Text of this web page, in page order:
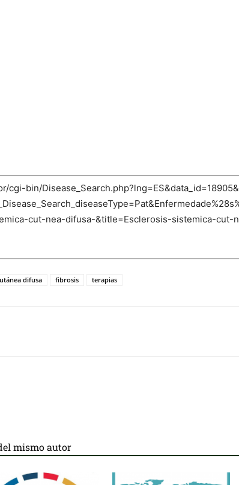
cgi-bin/
cut-nea-difusa-&title=Esclerosis-sistemica-
difusa fibrosis terapias
mismo autor